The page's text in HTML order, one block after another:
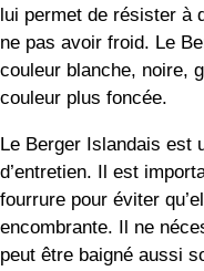
lui permet de résister à
ne pas avoir froid. Le
couleur blanche, noire,
couleur plus foncée.
Le Berger Islandais est
d’entretien. Il est
fourrure pour éviter
encombrante. Il ne
peut être baigné aussi